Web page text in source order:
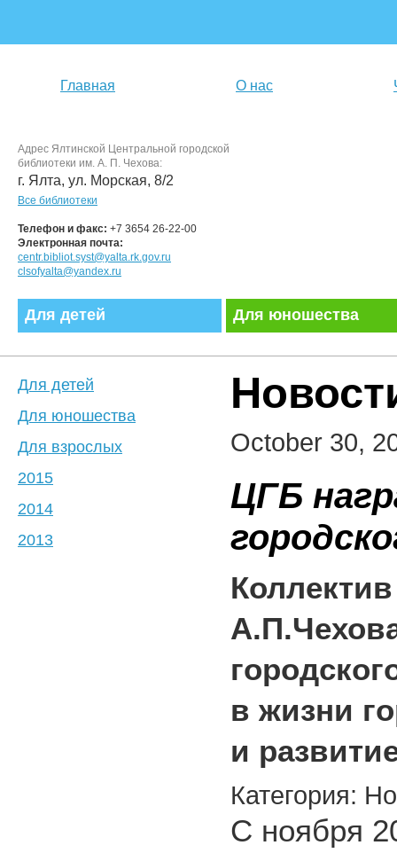
Главная О нас
Адрес Ялтинской Центральной городской
библиотеки им. А. П. Чехова:
г. Ялта, ул. Морская, 8/2
Все библиотеки
Телефон и факс: +7 3654 26-22-00
Электронная почта:
centr.bibliot.syst@yalta.rk.gov.ru
clsofyalta@yandex.ru
Для детей Для юношества
October 30,
ЦГБ
в жизни
и
Категория:
С ноября
Для детей
Для юношества
Для взрослых
2015
2014
2013